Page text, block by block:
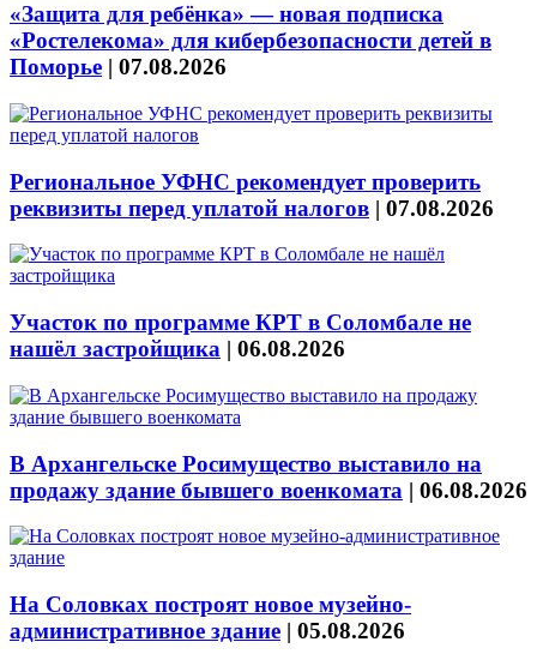
«Защита для ребёнка» — новая подписка
«Ростелекома» для кибербезопасности детей в
Поморье | 07.08.2026
Региональное УФНС рекомендует проверить
реквизиты перед уплатой налогов | 07.08.2026
Участок по программе КРТ в Соломбале не
нашёл застройщика | 06.08.2026
В Архангельске Росимущество выставило на
продажу здание бывшего военкомата | 06.08.2026
На Соловках построят новое музейно-
административное здание | 05.08.2026